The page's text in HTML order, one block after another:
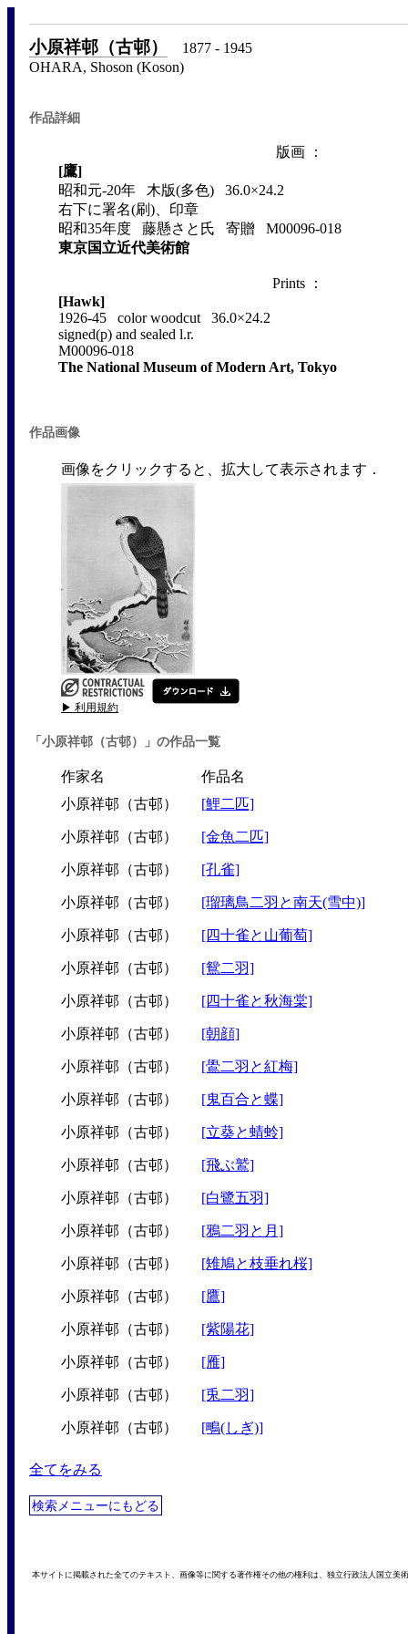
小原祥邨（古邨）
1877 - 1945
OHARA, Shoson (Koson)
作品詳細
版画 ：
[鷹]
昭和元-20年 木版(多色) 36.0×24.2
右下に署名(刷)、印章
昭和35年度 藤懸さと氏 寄贈 M00096-018
東京国立近代美術館
Prints ：
[Hawk]
1926-45 color woodcut 36.0×24.2
signed(p) and sealed l.r.
M00096-018
The National Museum of Modern Art, Tokyo
作品画像
画像をクリックすると、拡大して表示されます．
▶ 利用規約
「小原祥邨（古邨）」の作品一覧
作家名
作品名
小原祥邨（古邨）
[鯉二匹]
小原祥邨（古邨） [金魚二匹]
小原祥邨（古邨） [孔雀]
小原祥邨（古邨） [瑠璃鳥二羽と南天(雪中)]
小原祥邨（古邨） [四十雀と山葡萄]
小原祥邨（古邨） [鴛二羽]
小原祥邨（古邨） [四十雀と秋海棠]
小原祥邨（古邨） [朝顔]
小原祥邨（古邨） [鷽二羽と紅梅]
小原祥邨（古邨） [鬼百合と蝶]
小原祥邨（古邨） [立葵と蜻蛉]
小原祥邨（古邨） [飛ぶ鷲]
小原祥邨（古邨） [白鷺五羽]
小原祥邨（古邨） [鴉二羽と月]
小原祥邨（古邨） [雉鳩と枝垂れ桜]
小原祥邨（古邨） [鷹]
小原祥邨（古邨） [紫陽花]
小原祥邨（古邨） [雁]
小原祥邨（古邨） [兎二羽]
小原祥邨（古邨） [鴫(しぎ)]
全てをみる
検索メニューにもどる
本サイトに掲載された全てのテキスト、画像等に関する著作権その他の権利は、独立行政法人国立